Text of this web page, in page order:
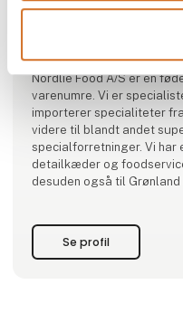
Nordlie Food A/S er en
varenumre. Vi er
importerer specialiteter
videre til blandt andet
specialforretninger. Vi har
detailkæder og
desuden også til
Se profil